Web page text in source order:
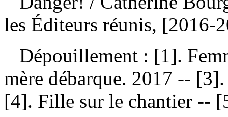
les Éditeurs réunis,
Dépouillement : [1].
mère débarque. 2017 --
[4]. Fille sur le chantier --